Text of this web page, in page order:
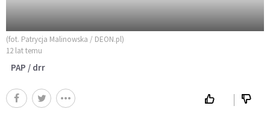
(fot. Patrycja Malinowska / DEON.pl)
12 lat temu
PAP / drr